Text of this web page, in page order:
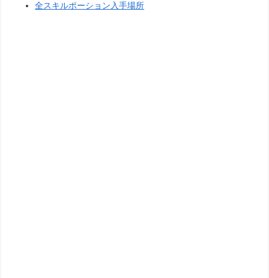
全スキルポーション入手場所